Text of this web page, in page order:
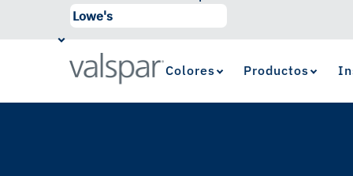
Colores Productos